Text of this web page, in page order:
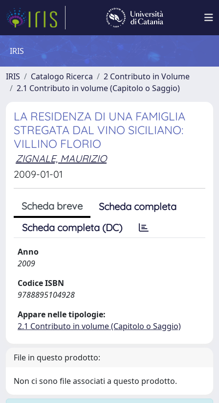
IRIS
IRIS Catalogo Ricerca
2 Contributo in Volume
2.1 Contributo in volume (Capitolo o Saggio)
LA RESIDENZA DI UNA FAMIGLIA
STREGATA DAL VINO SICILIANO:
VILLINO FLORIO
ZIGNALE, MAURIZIO
2009-01-01
Scheda breve
Scheda completa
Scheda completa (DC)
Anno
2009
Codice ISBN
9788895104928
Appare nelle tipologie:
2.1 Contributo in volume (Capitolo o Saggio)
File in questo prodotto:
Non ci sono file associati a questo prodotto.